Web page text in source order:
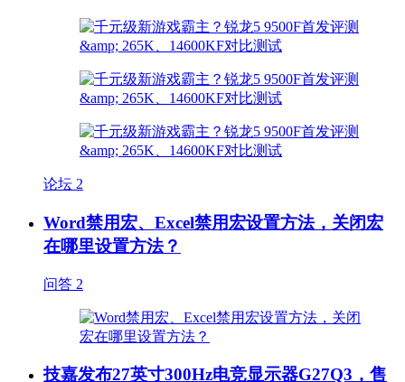
论坛 2
Word禁用宏、Excel禁用宏设置方法，关闭宏
在哪里设置方法？
问答 2
技嘉发布27英寸300Hz电竞显示器G27Q3，售